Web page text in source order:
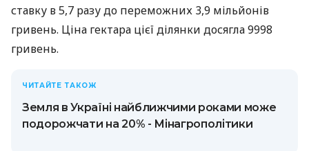
ставку в 5,7 разу до переможних 3,9 мільйонів
гривень. Ціна гектара цієї ділянки досягла 9998
гривень.
ЧИТАЙТЕ ТАКОЖ
Земля в Україні найближчими роками може
подорожчати на 20% - Мінагрополітики